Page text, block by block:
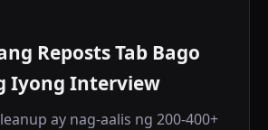
Reposts Tab Bago
Iyong Interview
ay nag-aalis ng 200-400+